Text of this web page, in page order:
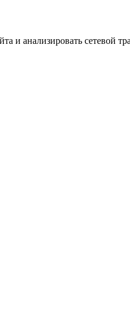
и анализировать сетевой